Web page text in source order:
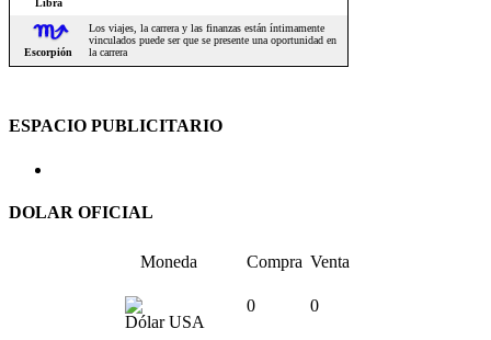
ESPACIO PUBLICITARIO
DOLAR OFICIAL
Moneda Compra Venta
Dólar USA
0 0